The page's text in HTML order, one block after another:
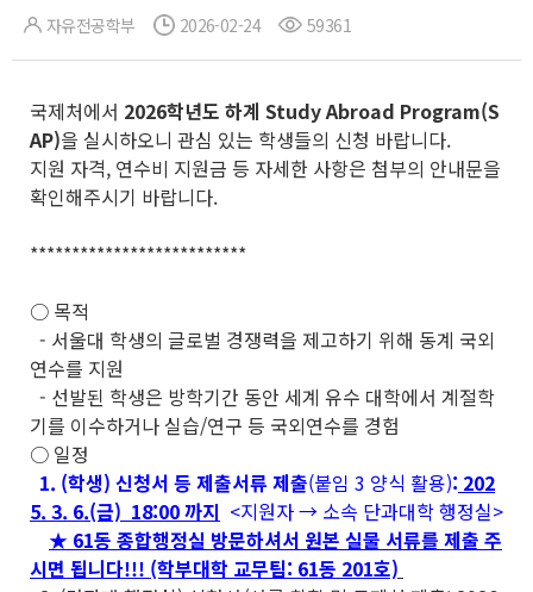
자유전공학부 2026-02-24 59361
국제처에서 2026학년도 하계 Study Abroad Program(S
AP)을 실시하오니 관심 있는 학생들의 신청 바랍니다.
지원 자격, 연수비 지원금 등 자세한 사항은 첨부의 안내문을
확인해주시기 바랍니다.
**************************
○ 목적
- 서울대 학생의 글로벌 경쟁력을 제고하기 위해 동계 국외
연수를 지원
- 선발된 학생은 방학기간 동안 세계 유수 대학에서 계절학
기를 이수하거나 실습/연구 등 국외연수를 경험
○ 일정
1. (학생) 신청서 등 제출서류 제출(붙임 3 양식 활용): 202
5. 3. 6.(금) 18:00 까지 <지원자 → 소속 단과대학 행정실>
★ 61동 종합행정실 방문하셔서 원본 실물 서류를 제출 주
시면 됩니다!!! (학부대학 교무팀: 61동 201호)